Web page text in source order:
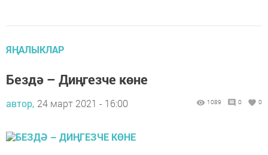
ЯҢАЛЫКЛАР
Бездә – Диңгезче көне
автор, 24 март 2021 - 16:00 1089 0 0